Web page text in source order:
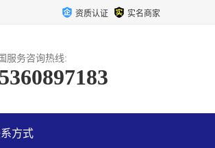
资质认证 实名商家
服务咨询热线:
方式